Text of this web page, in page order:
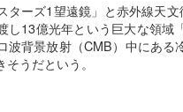
ターズ1望遠鏡」と赤外線天
し13億光年という巨大な領域
波背景放射（CMB）中にあ
うだという。